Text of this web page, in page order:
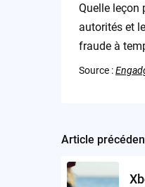
Quelle leçon
autorités et
fraude à
Source :
Post
navigation
Article